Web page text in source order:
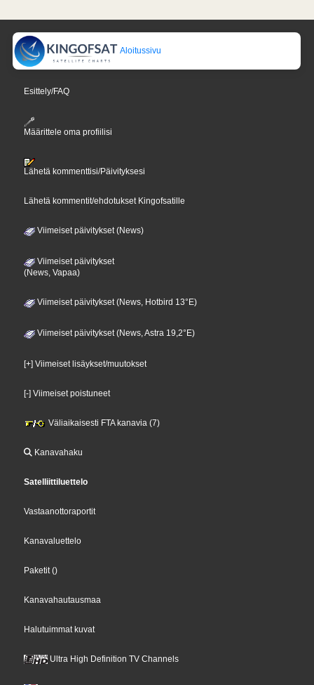
Aloitussivu
Esittely/FAQ
Määrittele oma profiilisi
Lähetä kommenttisi/Päivityksesi
Lähetä kommentit/ehdotukset Kingofsatille
Viimeiset päivitykset (News)
Viimeiset päivitykset
(News, Vapaa)
Viimeiset päivitykset (News, Hotbird 13°E)
Viimeiset päivitykset (News, Astra 19,2°E)
[+] Viimeiset lisäykset/muutokset
[-] Viimeiset poistuneet
Väliaikaisesti FTA kanavia (7)
Kanavahaku
Satelliittiluettelo
Vastaanottoraportit
Kanavaluettelo
Paketit ()
Kanavahautausmaa
Halutuimmat kuvat
Ultra High Definition TV Channels